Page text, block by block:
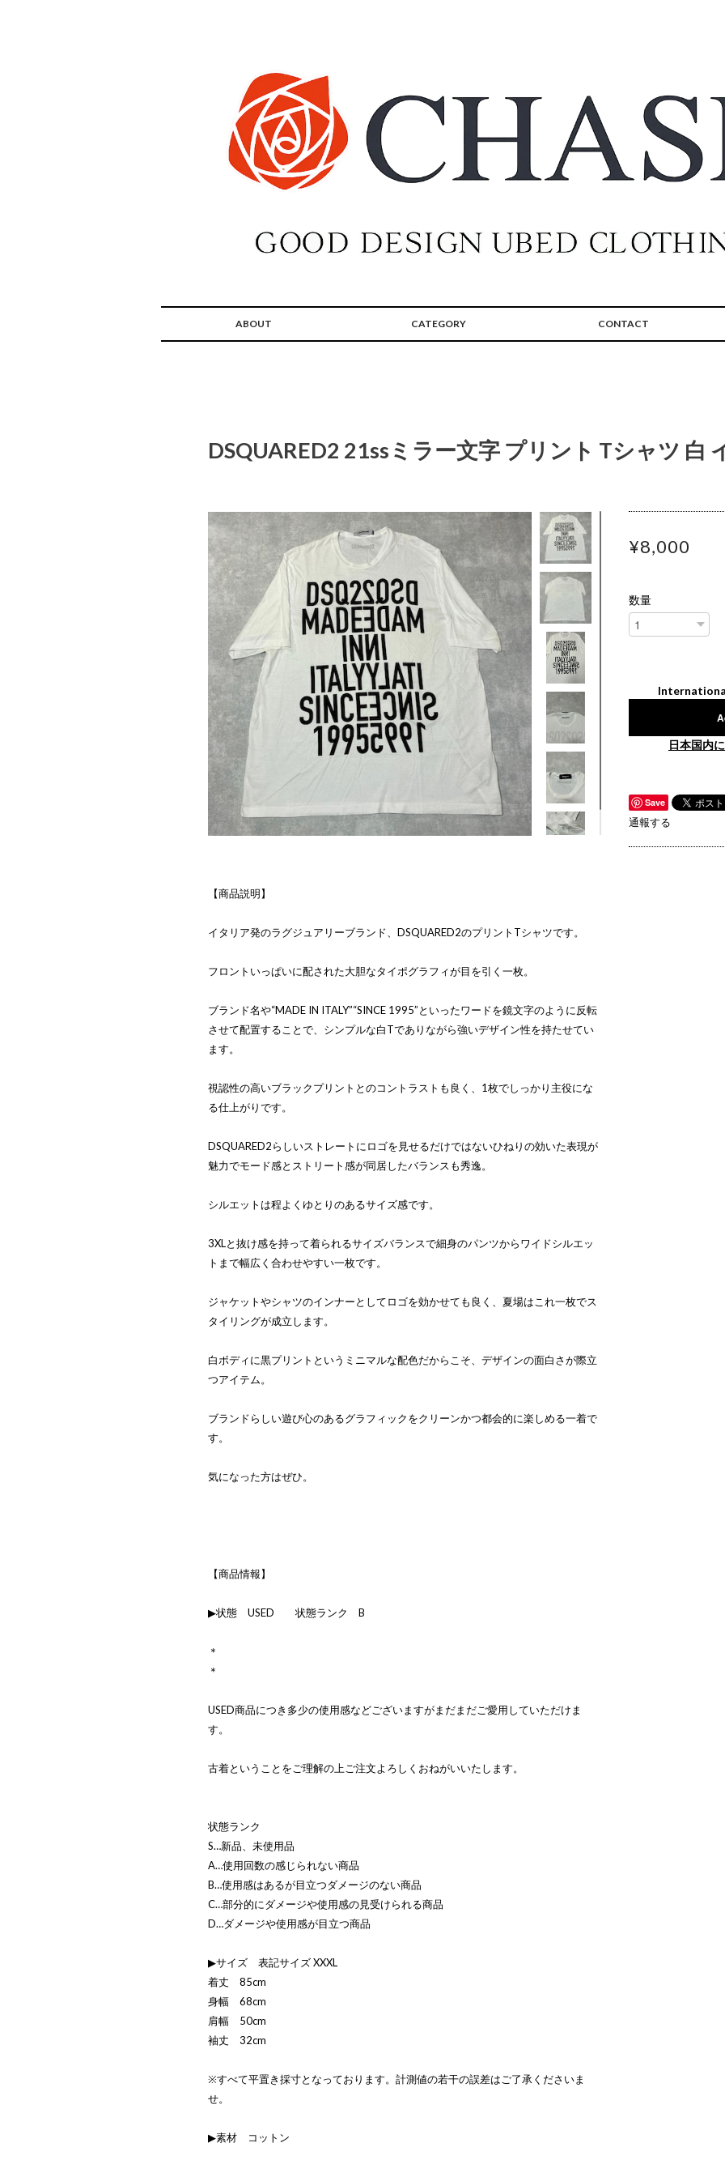
ABOUT CATEGORY CONTACT
DSQUARED2 21ssミラー文字 プリント Tシャツ 白
【商品説明】
イタリア発のラグジュアリーブランド、DSQUARED2のプリントTシャツです。
フロントいっぱいに配された大胆なタイポグラフィが目を引く一枚。
ブランド名や“MADE IN ITALY”“SINCE 1995”といったワードを鏡文字のように反転
させて配置することで、シンプルな白Tでありながら強いデザイン性を持たせてい
ます。
視認性の高いブラックプリントとのコントラストも良く、1枚でしっかり主役にな
る仕上がりです。
DSQUARED2らしいストレートにロゴを見せるだけではないひねりの効いた表現が
魅力でモード感とストリート感が同居したバランスも秀逸。
シルエットは程よくゆとりのあるサイズ感です。
3XLと抜け感を持って着られるサイズバランスで細身のパンツからワイドシルエッ
トまで幅広く合わせやすい一枚です。
ジャケットやシャツのインナーとしてロゴを効かせても良く、夏場はこれ一枚でス
タイリングが成立します。
白ボディに黒プリントというミニマルな配色だからこそ、デザインの面白さが際立
つアイテム。
ブランドらしい遊び心のあるグラフィックをクリーンかつ都会的に楽しめる一着で
す。
気になった方はぜひ。
【商品情報】
▶状態 USED 状態ランク B
＊
＊
USED商品につき多少の使用感などございますがまだまだご愛用していただけま
す。
古着ということをご理解の上ご注文よろしくおねがいいたします。
状態ランク
S…新品、未使用品
A…使用回数の感じられない商品
B…使用感はあるが目立つダメージのない商品
C…部分的にダメージや使用感の見受けられる商品
D…ダメージや使用感が目立つ商品
▶サイズ 表記サイズ XXXL
着丈 85cm
身幅 68cm
肩幅 50cm
袖丈 32cm
※すべて平置き採寸となっております。計測値の若干の誤差はご了承くださいま
せ。
▶素材 コットン
¥8,000
数量
日本国内
Save
通報する